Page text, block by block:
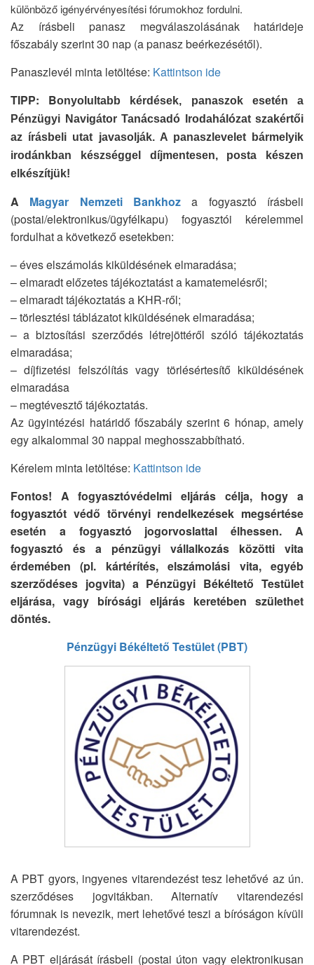
különböző igényérvényesítési fórumokhoz fordulni.
Az írásbeli panasz megválaszolásának határideje
főszabály szerint 30 nap (a panasz beérkezésétől).
Panaszlevél minta letöltése: Kattintson ide
TIPP: Bonyolultabb kérdések, panaszok esetén a
Pénzügyi Navigátor Tanácsadó Irodahálózat szakértői
az írásbeli utat javasolják. A panaszlevelet bármelyik
irodánkban készséggel díjmentesen, posta készen
elkészítjük!
A Magyar Nemzeti Bankhoz a fogyasztó írásbeli
(postai/elektronikus/ügyfélkapu) fogyasztói kérelemmel
fordulhat a következő esetekben:
– éves elszámolás kiküldésének elmaradása;
– elmaradt előzetes tájékoztatást a kamatemelésről;
– elmaradt tájékoztatás a KHR-ről;
– törlesztési táblázatot kiküldésének elmaradása;
– a biztosítási szerződés létrejöttéről szóló tájékoztatás
elmaradása;
– díjfizetési felszólítás vagy törlésértesítő kiküldésének
elmaradása
– megtévesztő tájékoztatás.
Az ügyintézési határidő főszabály szerint 6 hónap, amely
egy alkalommal 30 nappal meghosszabbítható.
Kérelem minta letöltése: Kattintson ide
Fontos! A fogyasztóvédelmi eljárás célja, hogy a
fogyasztót védő törvényi rendelkezések megsértése
esetén a fogyasztó jogorvoslattal élhessen. A
fogyasztó és a pénzügyi vállalkozás közötti vita
érdemében (pl. kártérítés, elszámolási vita, egyéb
szerződéses jogvita) a Pénzügyi Békéltető Testület
eljárása, vagy bírósági eljárás keretében születhet
döntés.
Pénzügyi Békéltető Testület (PBT)
A PBT gyors, ingyenes vitarendezést tesz lehetővé az ún.
szerződéses jogvitákban. Alternatív vitarendezési
fórumnak is nevezik, mert lehetővé teszi a bíróságon kívüli
vitarendezést.
A PBT eljárását írásbeli (postai úton vagy elektronikusan